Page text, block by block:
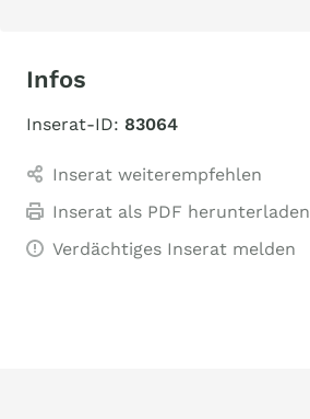
Infos
Inserat-ID: 83064
Inserat weiterempfehlen
Inserat als PDF herunterladen
Verdächtiges Inserat melden